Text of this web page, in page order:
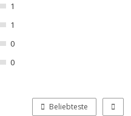
1
1
0
0
Beliebteste